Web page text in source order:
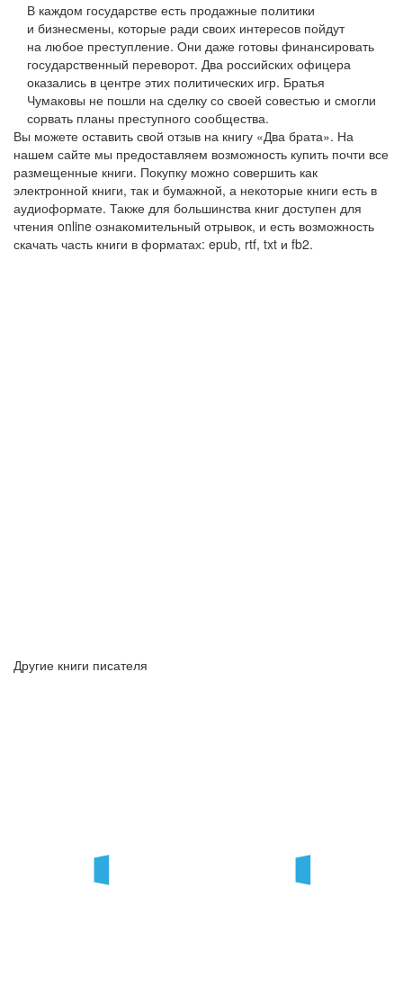
В каждом государстве есть продажные политики
и бизнесмены, которые ради своих интересов пойдут
на любое преступление. Они даже готовы финансировать
государственный переворот. Два российских офицера
оказались в центре этих политических игр. Братья
Чумаковы не пошли на сделку со своей совестью и смогли
сорвать планы преступного сообщества.
Вы можете оставить свой отзыв на книгу «Два брата». На
нашем сайте мы предоставляем возможность купить почти все
размещенные книги. Покупку можно совершить как
электронной книги, так и бумажной, а некоторые книги есть в
аудиоформате. Также для большинства книг доступен для
чтения online ознакомительный отрывок, и есть возможность
скачать часть книги в форматах: epub, rtf, txt и fb2.
Другие книги писателя